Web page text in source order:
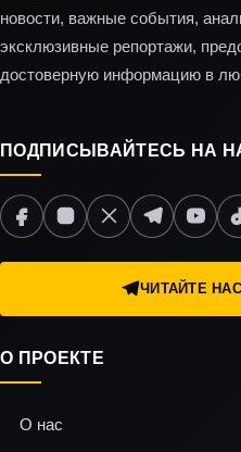
новости, важные события,
эксклюзивные репортажи,
достоверную информацию в
ПОДПИСЫВАЙТЕСЬ НА
ЧИТАЙТЕ НАС
О ПРОЕКТЕ
О нас